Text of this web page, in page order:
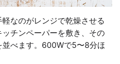
なのがレンジで乾燥させる
チンペーパーを敷き、その
べます。600Wで5〜8分ほ